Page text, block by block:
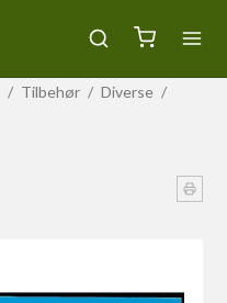
/ Tilbehør / Diverse /